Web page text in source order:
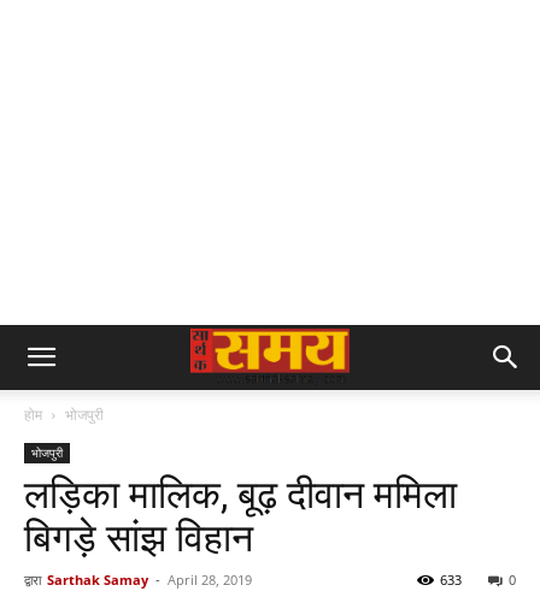
होम भोजपुरी
भोजपुरी
लड़िका मालिक, बूढ़ दीवान ममिला
बिगड़े सांझ विहान
द्वारा Sarthak Samay - April 28, 2019 0
633